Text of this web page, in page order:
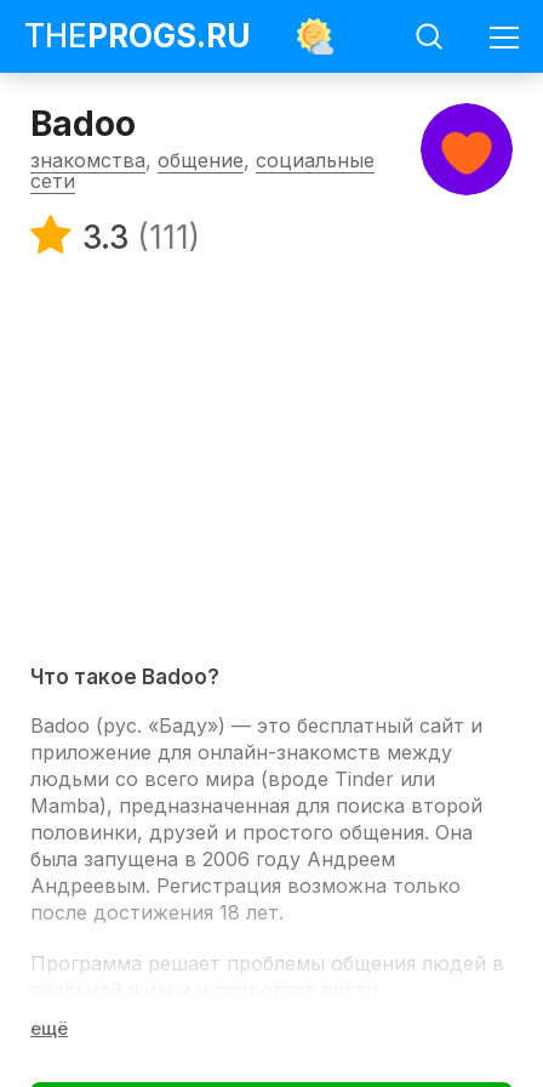
THEPROGS.RU
Badoo
знакомства, общение, социальные
сети
3.3 (111)
Что такое Badoo?
Badoo (рус. «Баду») — это бесплатный сайт и
приложение для онлайн-знакомств между
людьми со всего мира (вроде Tinder или
Mamba), предназначенная для поиска второй
половинки, друзей и простого общения. Она
была запущена в 2006 году Андреем
Андреевым. Регистрация возможна только
после достижения 18 лет.
Программа решает проблемы общения людей в
непринужденную беседу; помогает
стеснительным людям, которые боятся подойти